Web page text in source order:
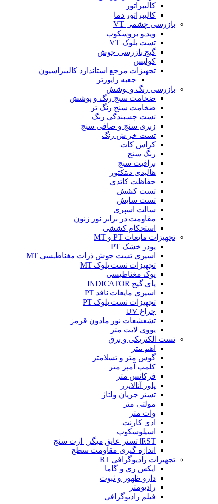
کالیبراتور
کالیبراتور دما
بازرسی چشمی VT
ویدیو بروسکوپ
تست بلوک VT
گیج بازرسی جوش
کولیس
تجهیزات مرجع استاندارد کالیبراسیون
جعبه راپورتر
بازرسی رنگ و پوشش
ضخامت سنج رنگ و پوشش
ضخامت سنج رنگ تر
تست چسبندگی رنگ
زبری سنج و صافی سنج
تست خراش رنگ
کراس کات
رنگ سنج
براقیت سنج
هالیدی دیتکتور
حفاظت کاتدی
تست کشش
تست سایش
سالت اسپری
مقاومت در برابر نور زنون
استحکام کششی
تجهیزات مایعات PT و MT
پودر خشک PT
اسپری تست جوش ذرات مغناطیسی MT
تجهیزات تست بلوک MT
یوک مغناطیسی
پای گیج INDICATOR
اسپری مایعات نافذ PT
تجهیزات تست بلوک PT
چراغ UV
تشعشعات نور مادون قرمز
یووی لایت متر
تست الکتریکی و برق
اهم متر
گوس متر و تسلامتر
کلمپ آمپر متر
فرکانس متر
پاور آنالایزر
تستر جریان ولتاژ
مولتی متر
وات متر
ادی کارنت
اسیلوسکوپ
RST| تستر عایق|میگر | ارت سنج
اندازه گیری مقاومت سطح
تجهیزات رادیوگرافی RT
ایکس ری و گاما
دارو ظهور و ثبوت
رادیومتر
فیلم رادیوگرافی